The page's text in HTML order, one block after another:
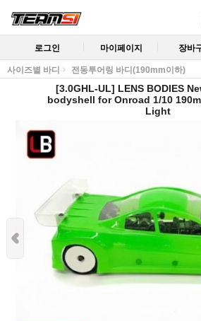
로그인 마이페이지 장바
사이즈별 바디 전동투어링 바디(190mm이하)
[3.0GHL-UL] LENS BODIES
bodyshell for Onroad 1/10
Light